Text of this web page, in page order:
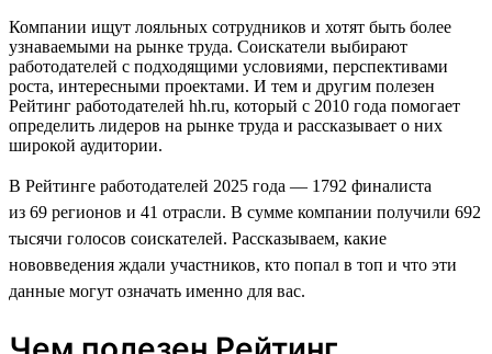
Компании ищут лояльных сотрудников и хотят быть более
узнаваемыми на рынке труда. Соискатели выбирают
работодателей с подходящими условиями, перспективами
роста, интересными проектами. И тем и другим полезен
Рейтинг работодателей hh.ru, который с 2010 года помогает
определить лидеров на рынке труда и рассказывает о них
широкой аудитории.
В Рейтинге работодателей 2025 года — 1792 финалиста
из 69 регионов и 41 отрасли. В сумме компании получили 692
тысячи голосов соискателей. Рассказываем, какие
нововведения ждали участников, кто попал в топ и что эти
данные могут означать именно для вас.